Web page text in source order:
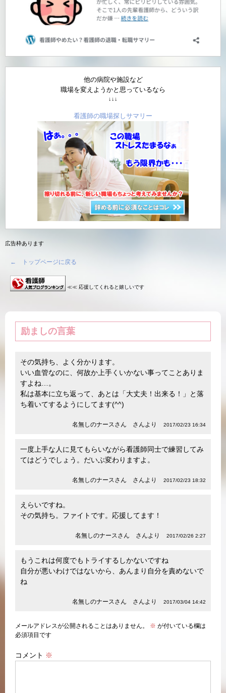
他の病院や施設など
職場を変えようかと思っているなら
↓↓↓
看護師の職場探しサマリー
広告枠あります
← トップページに戻る
≪≪ 応援してくれると嬉しいです
励ましの言葉
その気持ち、よく分かります。
いい血管なのに、何故か上手くいかない事ってことありま
すよね…。
私は基本に立ち返って、あとは「大丈夫！出来る！」と落
ち着いてするようにしてます(^^)
名無しのナースさん さんより 2017/02/23 16:34
一度上手な人に見てもらいながら看護師同士で練習してみ
てはどうでしょう。だいぶ変わりますよ。
名無しのナースさん さんより 2017/02/23 18:32
えらいですね。
その気持ち。ファイトです。応援してます！
名無しのナースさん さんより 2017/02/26 2:27
もうこれは何度でもトライするしかないですね
自分が悪いわけではないから、あんまり自分を責めないで
ね
名無しのナースさん さんより 2017/03/04 14:42
メールアドレスが公開されることはありません。 ※ が付いている欄は
必須項目です
コメント ※